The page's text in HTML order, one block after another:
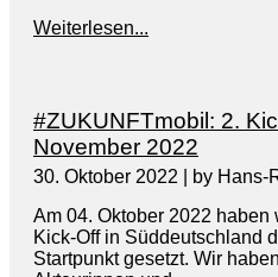
Weiterlesen...
#ZUKUNFTmobil: 2.
November 2022
30. Oktober 2022
by Hans-
Am 04. Oktober 2022 haben
Kick-Off in Süddeutschland
Startpunkt gesetzt. Wir